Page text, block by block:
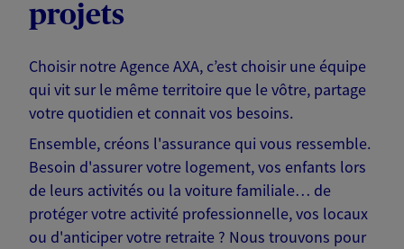
projets
Choisir notre Agence AXA, c’est choisir une équipe
qui vit sur le même territoire que le vôtre, partage
votre quotidien et connait vos besoins.
Ensemble, créons l'assurance qui vous ressemble.
Besoin d'assurer votre logement, vos enfants lors
de leurs activités ou la voiture familiale… de
protéger votre activité professionnelle, vos locaux
ou d'anticiper votre retraite ? Nous trouvons pour